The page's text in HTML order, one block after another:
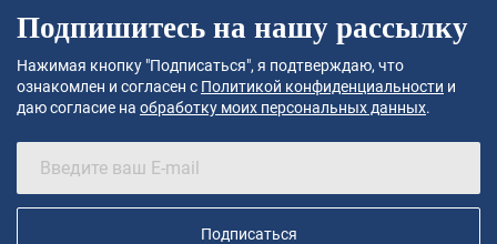
Подпишитесь на нашу рассылку
Нажимая кнопку "Подписаться", я подтверждаю, что
ознакомлен и согласен с Политикой конфиденциальности и
даю согласие на обработку моих персональных данных.
Подписаться